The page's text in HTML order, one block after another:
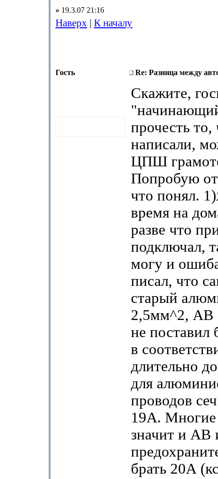
» 19.3.07 21:16
Наверх | К началу
Гость Re: Разница между
Скажите,
прочесть
написали,
ЦПШ
Попробую
что понял.
время на
разве что
подключал,
могу и
писал, что
старый
2,5мм^2, АВ
не
в
длительно
для
проводов
19А. Многие
значит и АВ
брать 20А